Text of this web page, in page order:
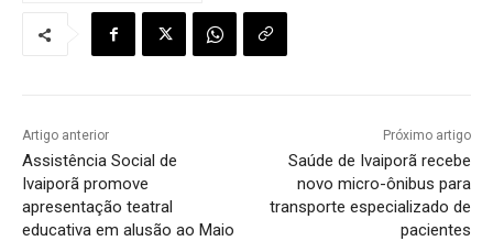
Artigo anterior
Assistência Social de
Ivaiporã promove
apresentação teatral
educativa em alusão ao Maio
Próximo artigo
Saúde de Ivaiporã recebe
novo micro-ônibus para
transporte especializado de
pacientes